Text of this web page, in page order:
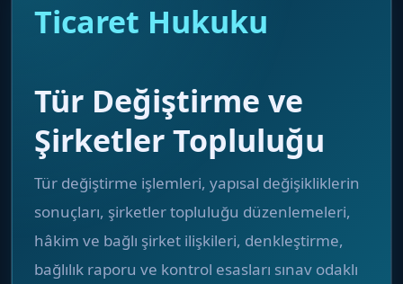
Ticaret Hukuku
Tür Değiştirme ve
Şirketler Topluluğu
Tür değiştirme işlemleri, yapısal değişikliklerin
sonuçları, şirketler topluluğu düzenlemeleri,
hâkim ve bağlı şirket ilişkileri, denkleştirme,
bağlılık raporu ve kontrol esasları sınav odaklı